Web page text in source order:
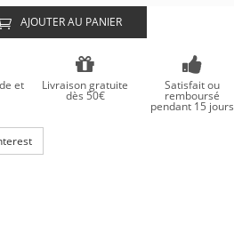
AJOUTER AU PANIER
et Livraison gratuite
dès 50€
Satisfait ou
remboursé
pendant 15 jours